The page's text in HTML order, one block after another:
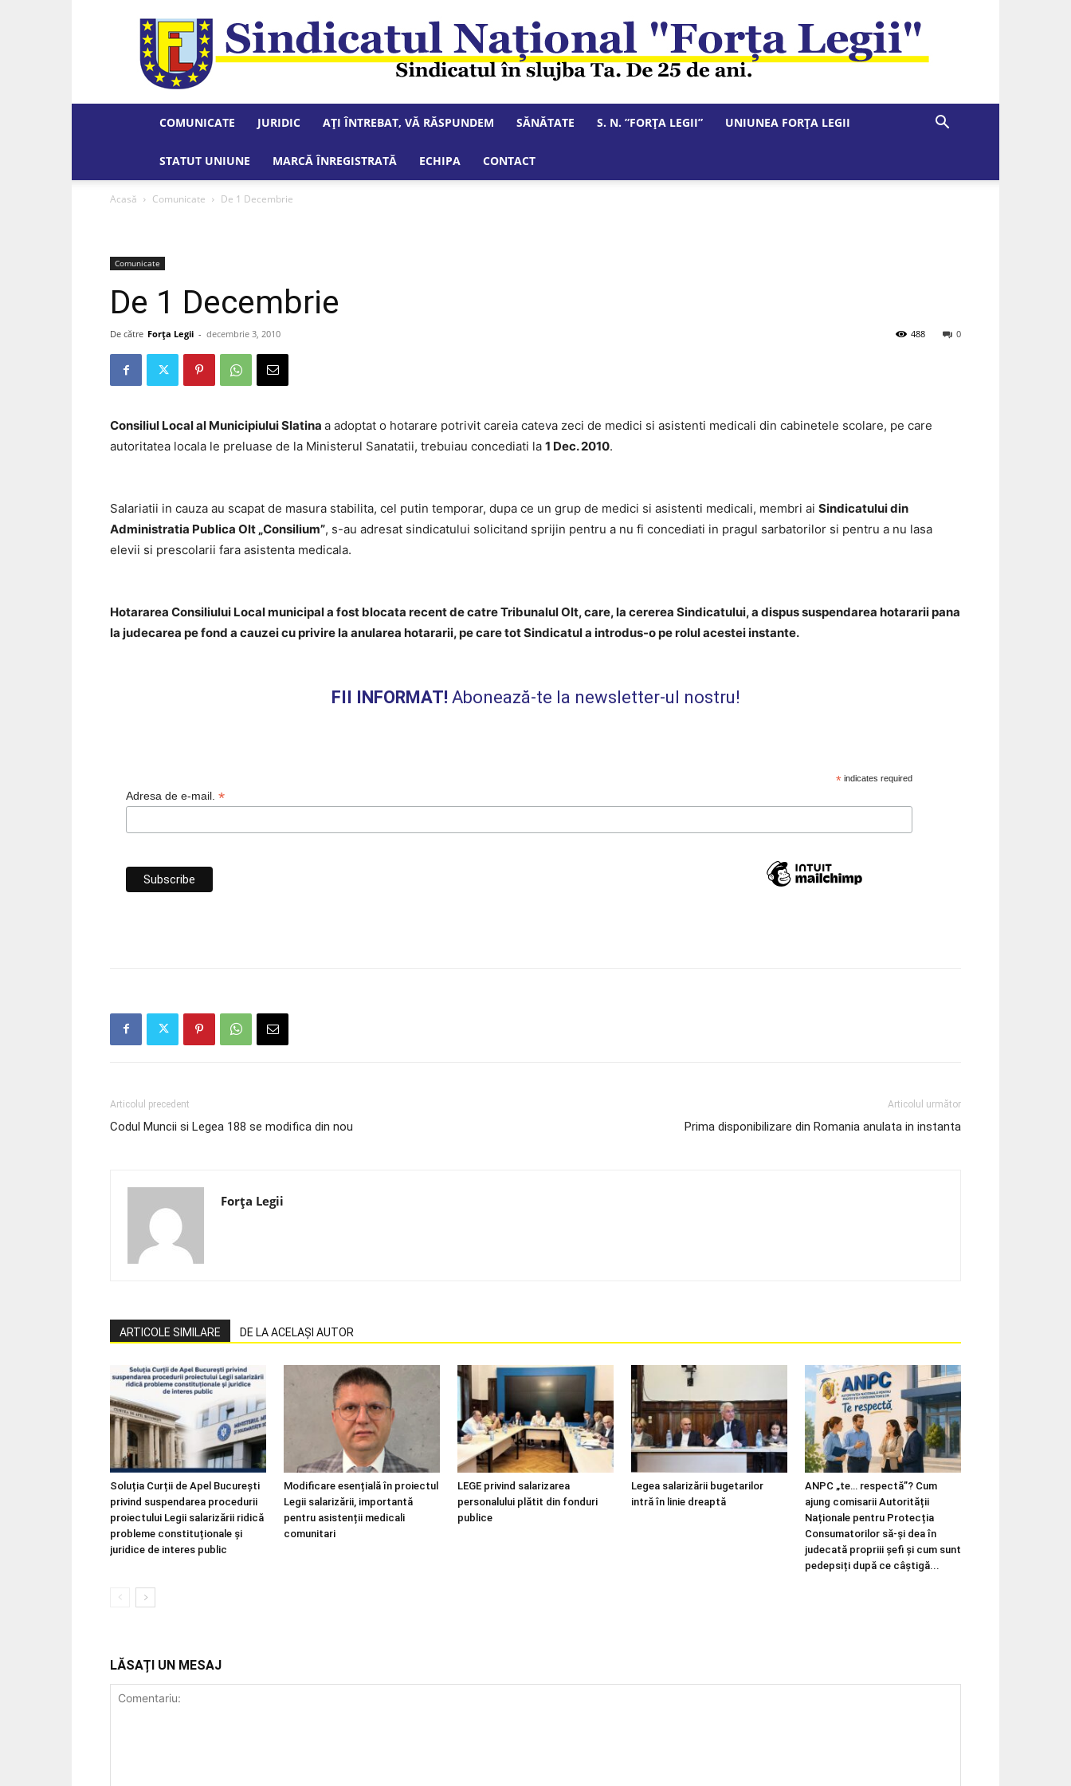
Legii"
COMUNICATE JURIDIC AȚI ÎNTREBAT, VĂ RĂSPUNDEM SĂNĂTATE S. N. ”FORȚA LEGII” UNIUNEA FORȚA LEGII
STATUT UNIUNE MARCĂ ÎNREGISTRATĂ ECHIPA CONTACT
Acasă Comunicate De 1 Decembrie
Comunicate
De 1 Decembrie
De către Forța Legii - decembrie 3, 2010 0
488
Consiliul Local al Municipiului Slatina a adoptat o hotarare potrivit careia cateva zeci de medici si asistenti medicali din cabinetele scolare, pe care
autoritatea locala le preluase de la Ministerul Sanatatii, trebuiau concediati la 1 Dec. 2010.
Salariatii in cauza au scapat de masura stabilita, cel putin temporar, dupa ce un grup de medici si asistenti medicali, membri ai Sindicatului din
Administratia Publica Olt „Consilium”, s-au adresat sindicatului solicitand sprijin pentru a nu fi concediati in pragul sarbatorilor si pentru a nu lasa
elevii si prescolarii fara asistenta medicala.
Hotararea Consiliului Local municipal a fost blocata recent de catre Tribunalul Olt, care, la cererea Sindicatului, a dispus suspendarea hotararii pana
la judecarea pe fond a cauzei cu privire la anularea hotararii, pe care tot Sindicatul a introdus-o pe rolul acestei instante.
FII INFORMAT! Abonează-te la newsletter-ul nostru!
*indicates required
Adresa de e-mail. *
Articolul precedent
Codul Muncii si Legea 188 se modifica din nou
Articolul următor
Prima disponibilizare din Romania anulata in instanta
Forța Legii
ARTICOLE SIMILARE DE LA ACELAȘI AUTOR
Soluția Curții de Apel București
privind suspendarea procedurii
proiectului Legii salarizării ridică
probleme constituționale și
juridice de interes public
Modificare esențială în proiectul
Legii salarizării, importantă
pentru asistenții medicali
comunitari
LEGE privind salarizarea
personalului plătit din fonduri
publice
Legea salarizării bugetarilor
intră în linie dreaptă
ANPC „te… respectă”? Cum
ajung comisarii Autorității
Naționale pentru Protecția
Consumatorilor să-și dea în
judecată propriii șefi și cum sunt
pedepsiți după ce câștigă...
LĂSAȚI UN MESAJ